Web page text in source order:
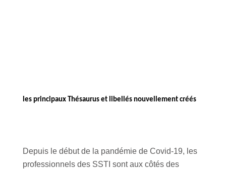
les principaux Thésaurus et libellés nouvellement créés
Depuis le début de la pandémie de Covid-19, les
professionnels des SSTI sont aux côtés des